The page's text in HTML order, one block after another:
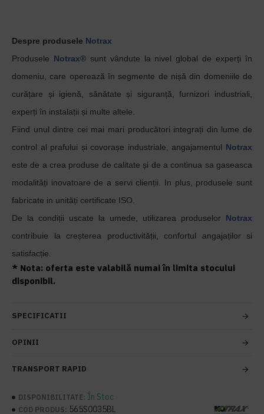
Despre produsele Notrax
Produsele Notrax® sunt vândute la nivel global de experți în
domeniu, care operează în segmente de nișă din domeniile de
curățare și igienă, sănătate și siguranță, furnizori industriali,
experți în instalații și multe altele.
Fiind unul dintre cei mai mari producători integrați din lume de
control al prafului și covorașe industriale, angajamentul Notrax
este de a crea produse de calitate și de a continua sa gaseasca
modalități inovatoare de a servi clienții. In plus, produsele sunt
fabricate in unități certificate ISO.
De la condiții uscate la umede, utilizarea produselor Notrax
contribuie la creșterea productivității, confortul angajaților si
satisfacție.
* Nota: oferta este valabilă numai în limita stocului
disponibil.
SPECIFICATII
OPINII
TRANSPORT RAPID
DISPONIBILITATE: În Stoc
COD PRODUS: 565S0035BL